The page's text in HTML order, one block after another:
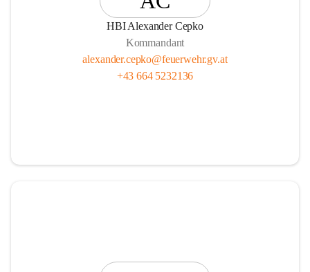
HBI Alexander Cepko
Kommandant
alexander.cepko@feuerwehr.gv.at
+43 664 5232136